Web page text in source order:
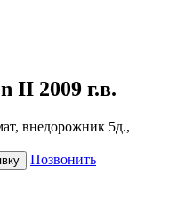
II 2009 г.в.
внедорожник 5д.,
Позвонить